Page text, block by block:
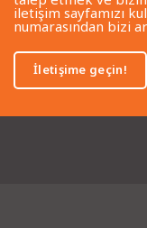
iletişim sayfamızı
numarasından bizi
İletişime geçin!